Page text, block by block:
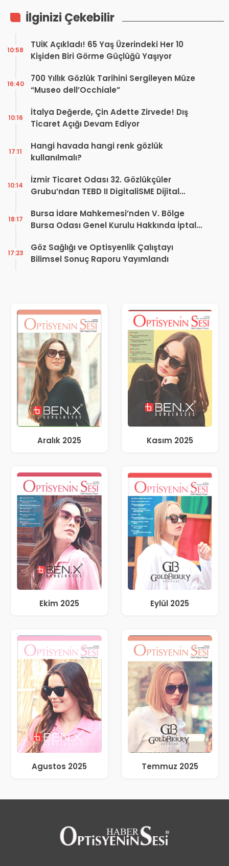
İlginizi Çekebilir
TUİK Açıkladı! 65 Yaş Üzerindeki Her 10
Kişiden Biri Görme Güçlüğü Yaşıyor
10:58
700 Yıllık Gözlük Tarihini Sergileyen Müze
“Museo dell’Occhiale”
16:40
İtalya Değerde, Çin Adette Zirvede! Dış
Ticaret Açığı Devam Ediyor
10:16
Hangi havada hangi renk gözlük
kullanılmalı?
17:11
İzmir Ticaret Odası 32. Gözlükçüler
Grubu’ndan TEBD II DigitaliSME Dijital
10:14
Bursa İdare Mahkemesi’nden V. Bölge
Bursa Odası Genel Kurulu Hakkında İptal
18:17
Göz Sağlığı ve Optisyenlik Çalıştayı
Bilimsel Sonuç Raporu Yayımlandı
17:23
Aralık 2025 Kasım 2025
Ekim 2025 Eylül 2025
Agustos 2025 Temmuz 2025